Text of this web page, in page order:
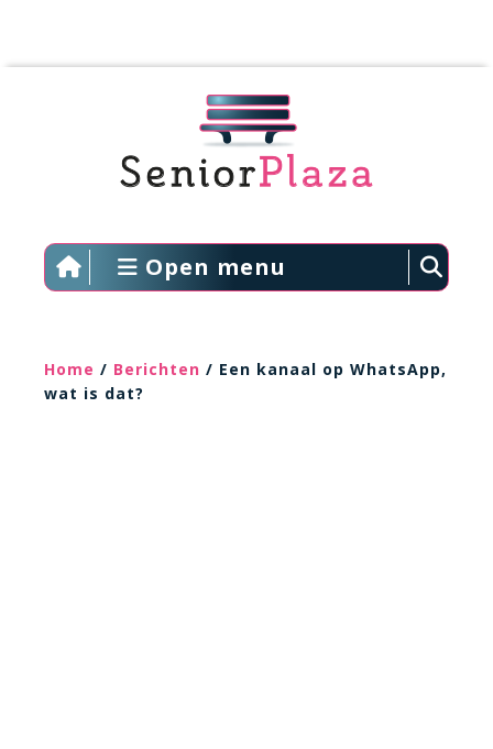
Open menu
Home / Berichten / Een kanaal op WhatsApp,
wat is dat?